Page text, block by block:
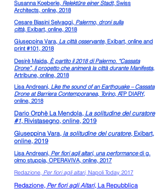
Susanna Koeberle, Relektüre einer Stadt, Swiss
Architects, online, 2018
Cesare Biasini Selvaggi, Palermo, droni sulla
città, Exibart, online, 2018
Giuseppina Vara, La città osservante, Exibart, online and
print #101, 2018
Desirè Maida, È partito il 2018 di Palermo. “Cassata
Drone”, il progetto che animerà la città durante Manifesta,
Artribune, online, 2018
Lisa Andreani, Like the sound of an Earthquake – Cassata
Drone at Barriera Contemporanea, Torino, ATP DIARY,
online, 2018
Dario Orphè La Mendola, La solitudine del curatore
#1, Rivistasegno, online, 2019
Giuseppina Vara, la solitudine del curatore, Exibart,
online, 2019
Lisa Andreani, Per fiori agli altari, una performancedi g.
olmo stuppia, OPERAVIVA, online, 2017
Redazione, Per fiori agli altari, Napoli Today 2017
Redazione, Per fiori agli Altari, La Repubblica